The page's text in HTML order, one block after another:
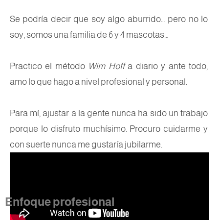
Se podría decir que soy algo aburrido… pero no lo
soy, somos una familia de 6 y 4 mascotas…
Practico el método Wim Hoffa diario y ante todo,
amo lo que hago a nivel profesional y personal.
Para mí, ajustar a la gente nunca ha sido un trabajo
porque lo disfruto muchísimo. Procuro cuidarme y
con suerte nunca me gustaría jubilarme.
Enfoque profesional